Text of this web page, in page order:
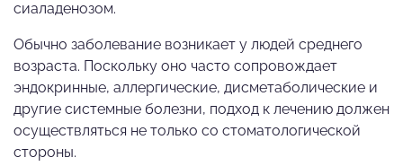
сиаладенозом.
Обычно заболевание возникает у людей среднего
возраста. Поскольку оно часто сопровождает
эндокринные, аллергические, дисметаболические и
другие системные болезни, подход к лечению должен
осуществляться не только со стоматологической
стороны.